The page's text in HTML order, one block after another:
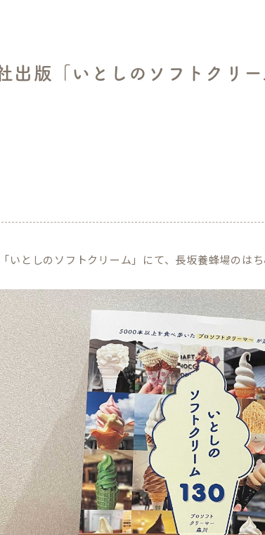
出版「いとしのソフトクリ
いとしのソフトクリーム」にて、長坂養蜂場のは